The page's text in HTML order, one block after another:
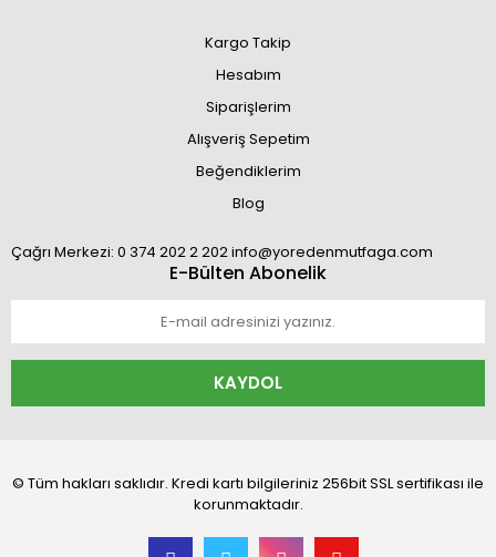
Kargo Takip
Hesabım
Siparişlerim
Alışveriş Sepetim
Beğendiklerim
Blog
Çağrı Merkezi: 0 374 202 2 202 info@yoredenmutfaga.com
E-Bülten Abonelik
KAYDOL
© Tüm hakları saklıdır. Kredi kartı bilgileriniz 256bit SSL sertifikası ile
korunmaktadır.